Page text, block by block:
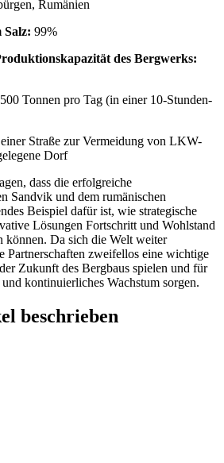
Rumänien
Salz: 99%
des Bergwerks:
Tonnen pro Tag (in einer 10-Stunden-
Straße zur Vermeidung von LKW-
Dorf
dass die erfolgreiche
Sandvik und dem rumänischen
Beispiel dafür ist, wie strategische
Lösungen Fortschritt und Wohlstand
können. Da sich die Welt weiter
Partnerschaften zweifellos eine wichtige
Zukunft des Bergbaus spielen und für
kontinuierliches Wachstum sorgen.
beschrieben